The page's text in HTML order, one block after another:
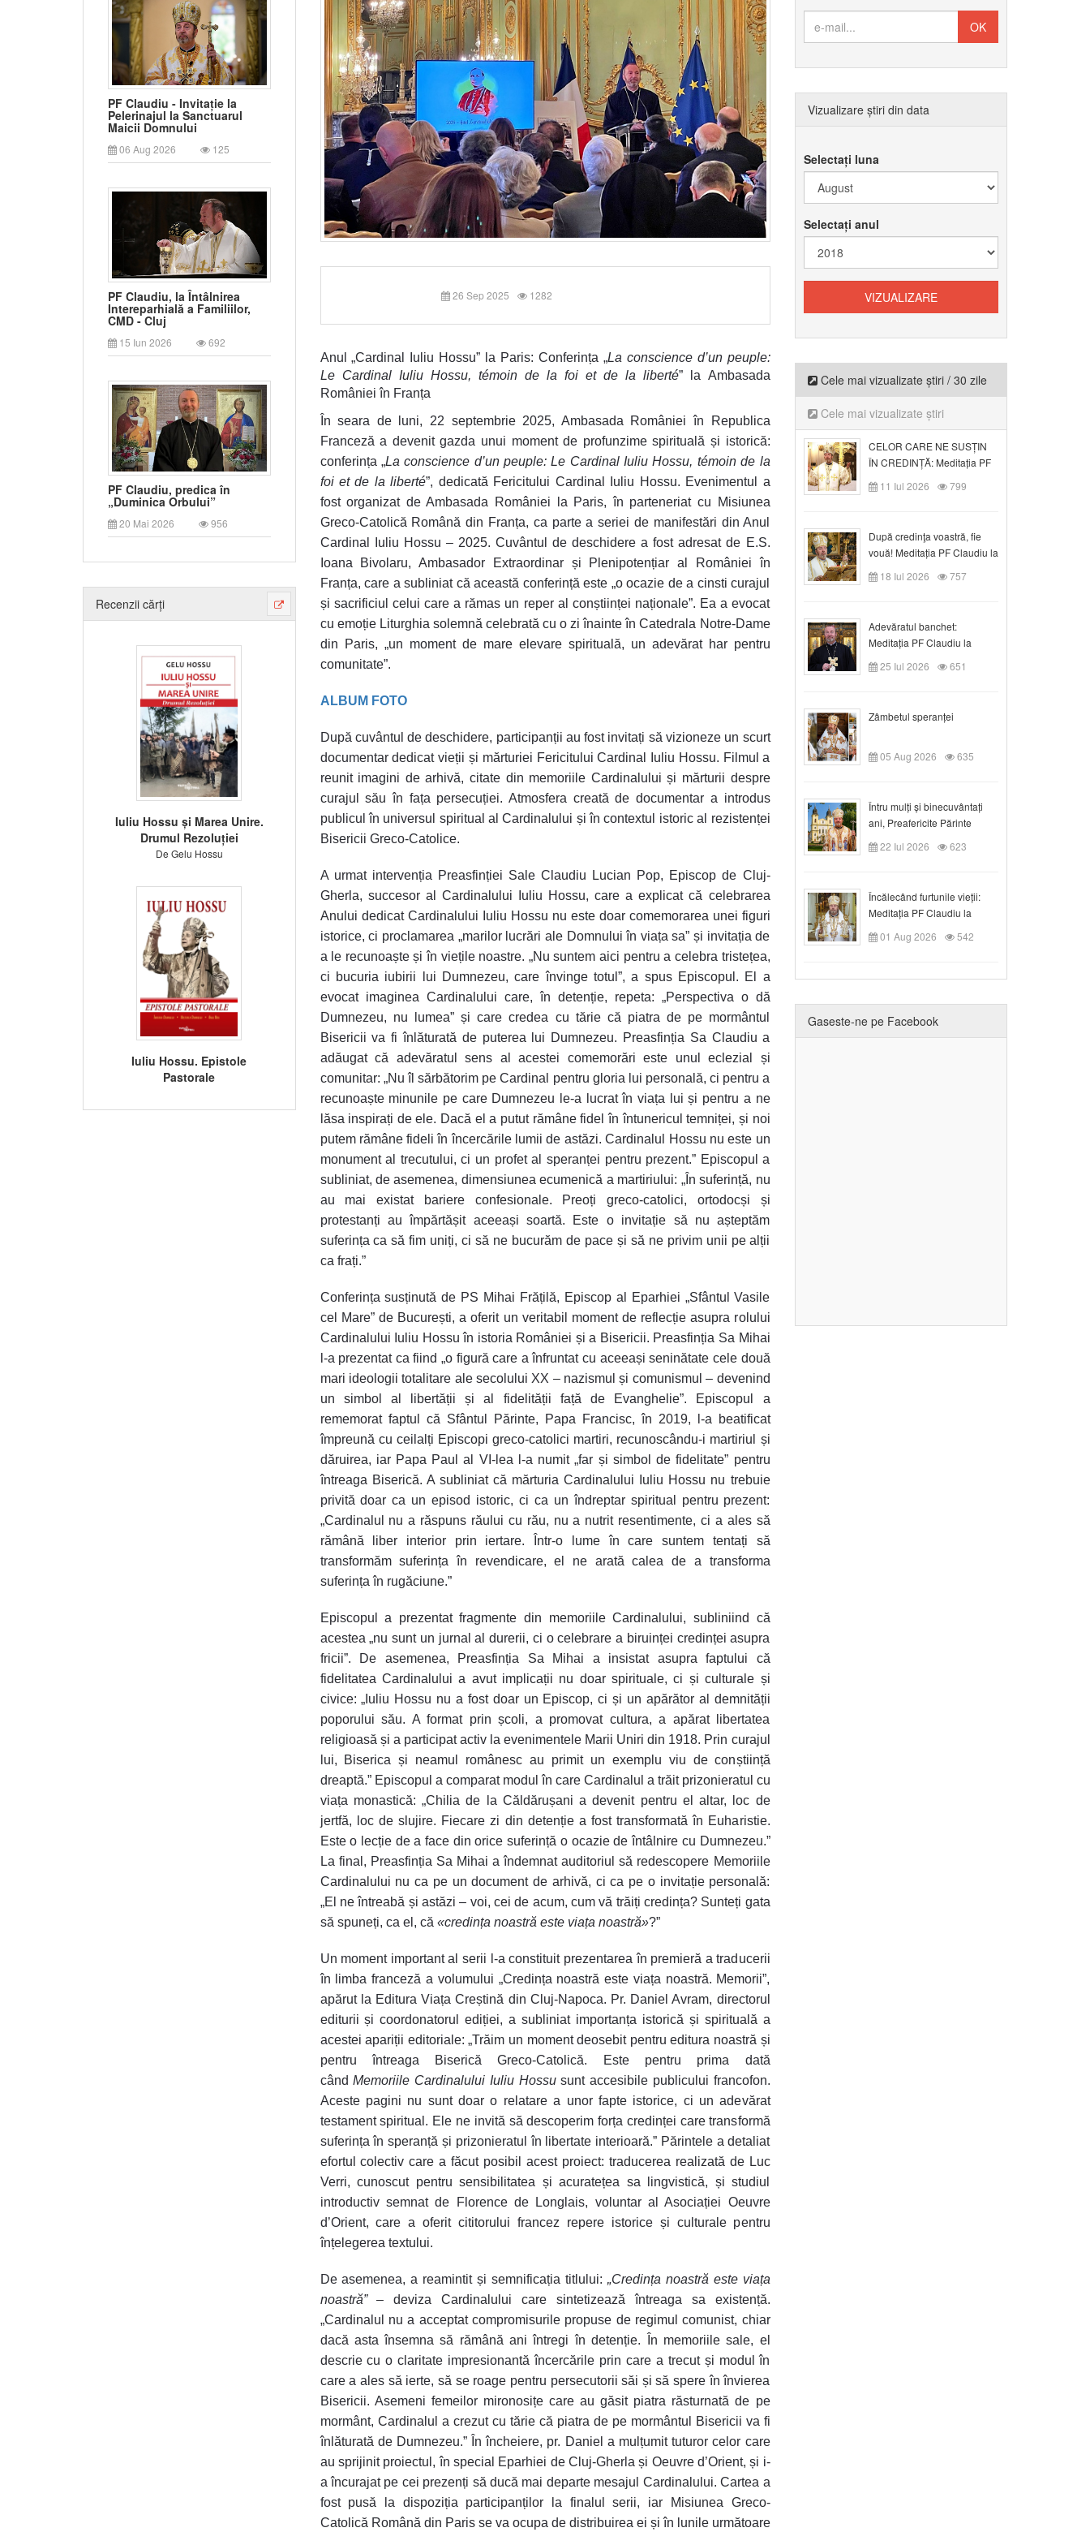
PF Claudiu - Invitație la
Pelerinajul la Sanctuarul
Maicii Domnului
06 Aug 2026 125
PF Claudiu, la Întâlnirea
Intereparhială a Familiilor,
CMD - Cluj
15 Iun 2026 692
PF Claudiu, predica în
„Duminica Orbului”
20 Mai 2026 956
Recenzii cărți
Iuliu Hossu și Marea Unire.
Drumul Rezoluției
De Gelu Hossu
Iuliu Hossu. Epistole
Pastorale
26 Sep 2025 1282
Anul „Cardinal Iuliu Hossu” la Paris: Conferința „La conscience d’un peuple:
Le Cardinal Iuliu Hossu, témoin de la foi et de la liberté”
la Ambasada
României în Franța
În seara de luni, 22 septembrie 2025, Ambasada României în Republica
Franceză a devenit gazda unui moment de profunzime spirituală și istorică:
conferința „La conscience d’un peuple: Le Cardinal Iuliu Hossu, témoin de la
foi et de la liberté”, dedicată Fericitului Cardinal Iuliu Hossu. Evenimentul a
fost organizat de Ambasada României la Paris, în parteneriat cu Misiunea
Greco-Catolică Română din Franța, ca parte a seriei de manifestări din Anul
Cardinal Iuliu Hossu – 2025. Cuvântul de deschidere a fost adresat de E.S.
Ioana Bivolaru, Ambasador Extraordinar și Plenipotențiar al României în
Franța, care a subliniat că această conferință este „o ocazie de a cinsti curajul
și sacrificiul celui care a rămas un reper al conștiinței naționale”. Ea a evocat
cu emoție Liturghia solemnă celebrată cu o zi înainte în Catedrala Notre-Dame
din Paris, „un moment de mare elevare spirituală, un adevărat har pentru
comunitate”.
ALBUM FOTO
După cuvântul de deschidere, participanții au fost invitați să vizioneze un scurt
documentar dedicat vieții și mărturiei Fericitului Cardinal Iuliu Hossu. Filmul a
reunit imagini de arhivă, citate din memoriile Cardinalului și mărturii despre
curajul său în fața persecuției. Atmosfera creată de documentar a introdus
publicul în universul spiritual al Cardinalului și în contextul istoric al rezistenței
Bisericii Greco-Catolice.
A urmat intervenția Preasfinției Sale Claudiu Lucian Pop, Episcop de Cluj-
Gherla, succesor al Cardinalului Iuliu Hossu, care a explicat că celebrarea
Anului dedicat Cardinalului Iuliu Hossu nu este doar comemorarea unei figuri
istorice, ci proclamarea „marilor lucrări ale Domnului în viața sa” și invitația de
a le recunoaște și în viețile noastre. „Nu suntem aici pentru a celebra tristețea,
ci bucuria iubirii lui Dumnezeu, care învinge totul”, a spus Episcopul. El a
evocat imaginea Cardinalului care, în detenție, repeta: „Perspectiva o dă
Dumnezeu, nu lumea” și care credea cu tărie că piatra de pe mormântul
Bisericii va fi înlăturată de puterea lui Dumnezeu. Preasfinția Sa Claudiu a
adăugat că adevăratul sens al acestei comemorări este unul eclezial și
comunitar: „Nu îl sărbătorim pe Cardinal pentru gloria lui personală, ci pentru a
recunoaște minunile pe care Dumnezeu le-a lucrat în viața lui și pentru a ne
lăsa inspirați de ele. Dacă el a putut rămâne fidel în întunericul temniței, și noi
putem rămâne fideli în încercările lumii de astăzi. Cardinalul Hossu nu este un
monument al trecutului, ci un profet al speranței pentru prezent.” Episcopul a
subliniat, de asemenea, dimensiunea ecumenică a martiriului: „În suferință, nu
au mai existat bariere confesionale. Preoți greco-catolici, ortodocși și
protestanți au împărtășit aceeași soartă. Este o invitație să nu așteptăm
suferința ca să fim uniți, ci să ne bucurăm de pace și să ne privim unii pe alții
ca frați.”
Conferința susținută de PS Mihai Frățilă, Episcop al Eparhiei „Sfântul Vasile
cel Mare” de București, a oferit un veritabil moment de reflecție asupra rolului
Cardinalului Iuliu Hossu în istoria României și a Bisericii. Preasfinția Sa Mihai
l-a prezentat ca fiind „o figură care a înfruntat cu aceeași seninătate cele două
mari ideologii totalitare ale secolului XX – nazismul și comunismul – devenind
un simbol al libertății și al fidelității față de Evanghelie”. Episcopul a
rememorat faptul că Sfântul Părinte, Papa Francisc, în 2019, l-a beatificat
împreună cu ceilalți Episcopi greco-catolici martiri, recunoscându-i martiriul și
dăruirea, iar Papa Paul al VI-lea l-a numit „far și simbol de fidelitate” pentru
întreaga Biserică. A subliniat că mărturia Cardinalului Iuliu Hossu nu trebuie
privită doar ca un episod istoric, ci ca un îndreptar spiritual pentru prezent:
„Cardinalul nu a răspuns răului cu rău, nu a nutrit resentimente, ci a ales să
rămână liber interior prin iertare. Într-o lume în care suntem tentați să
transformăm suferința în revendicare, el ne arată calea de a transforma
suferința în rugăciune.”
Episcopul a prezentat fragmente din memoriile Cardinalului, subliniind că
acestea „nu sunt un jurnal al durerii, ci o celebrare a biruinței credinței asupra
fricii”. De asemenea, Preasfinția Sa Mihai a insistat asupra faptului că
fidelitatea Cardinalului a avut implicații nu doar spirituale, ci și culturale și
civice: „Iuliu Hossu nu a fost doar un Episcop, ci și un apărător al demnității
poporului său. A format prin școli, a promovat cultura, a apărat libertatea
religioasă și a participat activ la evenimentele Marii Uniri din 1918. Prin curajul
lui, Biserica și neamul românesc au primit un exemplu viu de conștiință
dreaptă.” Episcopul a comparat modul în care Cardinalul a trăit prizonieratul cu
viața monastică: „Chilia de la Căldărușani a devenit pentru el altar, loc de
jertfă, loc de slujire. Fiecare zi din detenție a fost transformată în Euharistie.
Este o lecție de a face din orice suferință o ocazie de întâlnire cu Dumnezeu.”
La final, Preasfinția Sa Mihai a îndemnat auditoriul să redescopere Memoriile
Cardinalului nu ca pe un document de arhivă, ci ca pe o invitație personală:
„El ne întreabă și astăzi – voi, cei de acum, cum vă trăiți credința? Sunteți gata
să spuneți, ca el, că «credința noastră este viața noastră»?”
Un moment important al serii l-a constituit prezentarea în premieră a traducerii
în limba franceză a volumului „Credința noastră este viața noastră. Memorii”,
apărut la Editura Viața Creștină din Cluj-Napoca. Pr. Daniel Avram, directorul
editurii și coordonatorul ediției, a subliniat importanța istorică și spirituală a
acestei apariții editoriale: „Trăim un moment deosebit pentru editura noastră și
pentru întreaga Biserică Greco-Catolică. Este pentru prima dată
cândMemoriile Cardinalului Iuliu Hossusunt accesibile publicului francofon.
Aceste pagini nu sunt doar o relatare a unor fapte istorice, ci un adevărat
testament spiritual. Ele ne invită să descoperim forța credinței care transformă
suferința în speranță și prizonieratul în libertate interioară.” Părintele a detaliat
efortul colectiv care a făcut posibil acest proiect: traducerea realizată de Luc
Verri, cunoscut pentru sensibilitatea și acuratețea sa lingvistică, și studiul
introductiv semnat de Florence de Longlais, voluntar al Asociației Oeuvre
d’Orient, care a oferit cititorului francez repere istorice și culturale pentru
înțelegerea textului.
De asemenea, a reamintit și semnificația titlului: „Credința noastră este viața
noastră”– deviza Cardinalului care sintetizează întreaga sa existență.
„Cardinalul nu a acceptat compromisurile propuse de regimul comunist, chiar
dacă asta însemna să rămână ani întregi în detenție. În memoriile sale, el
descrie cu o claritate impresionantă încercările prin care a trecut și modul în
care a ales să ierte, să se roage pentru persecutorii săi și să spere în învierea
Bisericii. Asemeni femeilor mironosițe care au găsit piatra răsturnată de pe
mormânt, Cardinalul a crezut cu tărie că piatra de pe mormântul Bisericii va fi
înlăturată de Dumnezeu.” În încheiere, pr. Daniel a mulțumit tuturor celor care
au sprijinit proiectul, în special Eparhiei de Cluj-Gherla și Oeuvre d’Orient, și i-
a încurajat pe cei prezenți să ducă mai departe mesajul Cardinalului. Cartea a
fost pusă la dispoziția participanților la finalul serii, iar Misiunea Greco-
Catolică Română din Paris se va ocupa de distribuirea ei și în lunile următoare
Vizualizare știri din data
Selectați luna
Selectați anul
Cele mai vizualizate știri / 30 zile
Cele mai vizualizate știri
CELOR CARE NE SUSȚIN
ÎN CREDINȚĂ: Meditația PF
Claudiu la Duminica a VI-a
după Rusalii
11 Iul 2026 799
După credinţa voastră, fie
vouă! Meditația PF Claudiu la
duminica a VII-a după Rusalii
18 Iul 2026 757
Adevăratul banchet:
Meditația PF Claudiu la
Duminica a VIII-a după
Rusalii
25 Iul 2026 651
Zâmbetul speranței
05 Aug 2026 635
Întru mulți și binecuvântați
ani, Preafericite Părinte
Claudiu!
22 Iul 2026 623
Încălecând furtunile vieții:
Meditația PF Claudiu la
Duminica a IX-a după Rusalii
01 Aug 2026 542
Gaseste-ne pe Facebook